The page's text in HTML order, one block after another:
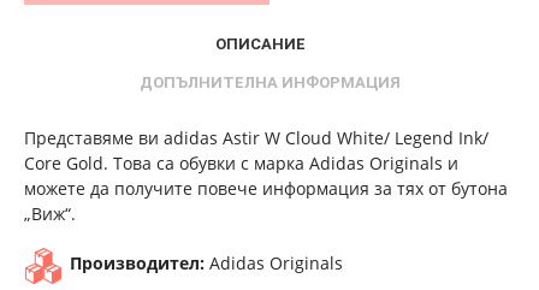
ОПИСАНИЕ
ДОПЪЛНИТЕЛНА ИНФОРМАЦИЯ
Представяме ви adidas Astir W Cloud White/ Legend Ink/
Core Gold. Това са обувки с марка Adidas Originals и
можете да получите повече информация за тях от бутона
„Виж“.
Производител: Adidas Originals